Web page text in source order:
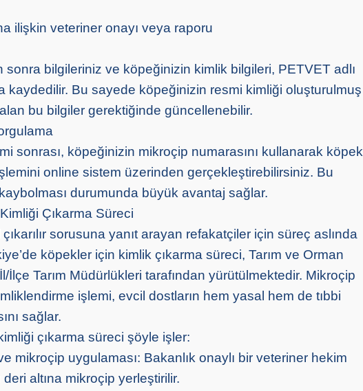
ilişkin veteriner onayı veya raporu
sonra bilgileriniz ve köpeğinizin kimlik bilgileri, PETVET adlı
kaydedilir. Bu sayede köpeğinizin resmi kimliği oluşturulmuş
bu bilgiler gerektiğinde güncellenebilir.
sonrası, köpeğinizin mikroçip numarasını kullanarak köpek
online sistem üzerinden gerçekleştirebilirsiniz. Bu
durumunda büyük avantaj sağlar.
Çıkarma Süreci
sorusuna yanıt arayan refakatçiler için süreç aslında
köpekler için kimlik çıkarma süreci, Tarım ve Orman
İl/İlçe Tarım Müdürlükleri tarafından yürütülmektedir. Mikroçip
işlemi, evcil dostların hem yasal hem de tıbbi
sağlar.
çıkarma süreci şöyle işler:
mikroçip uygulaması: Bakanlık onaylı bir veteriner hekim
altına mikroçip yerleştirilir.